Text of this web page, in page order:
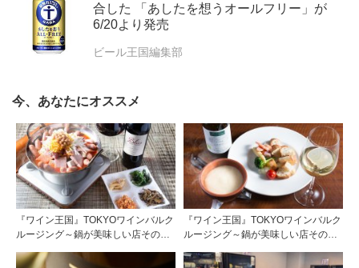
合した 「あしたを想うオールフリー」が
6/20より発売
ビール王国編集部
今、あなたにオススメ
『ワイン王国』TOKYOワインバルク
ルージング～鍋が美味しい店その２
『ワイン王国』TOKYOワインバルク
ルージング～鍋が美味しい店その３